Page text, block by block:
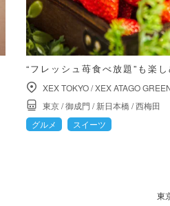
“フレッシュ苺食べ放題”も楽
XEX TOKYO/XEX ATAGO
東京/御成門 /新日本橋/西梅田
グルメ
スイーツ
東